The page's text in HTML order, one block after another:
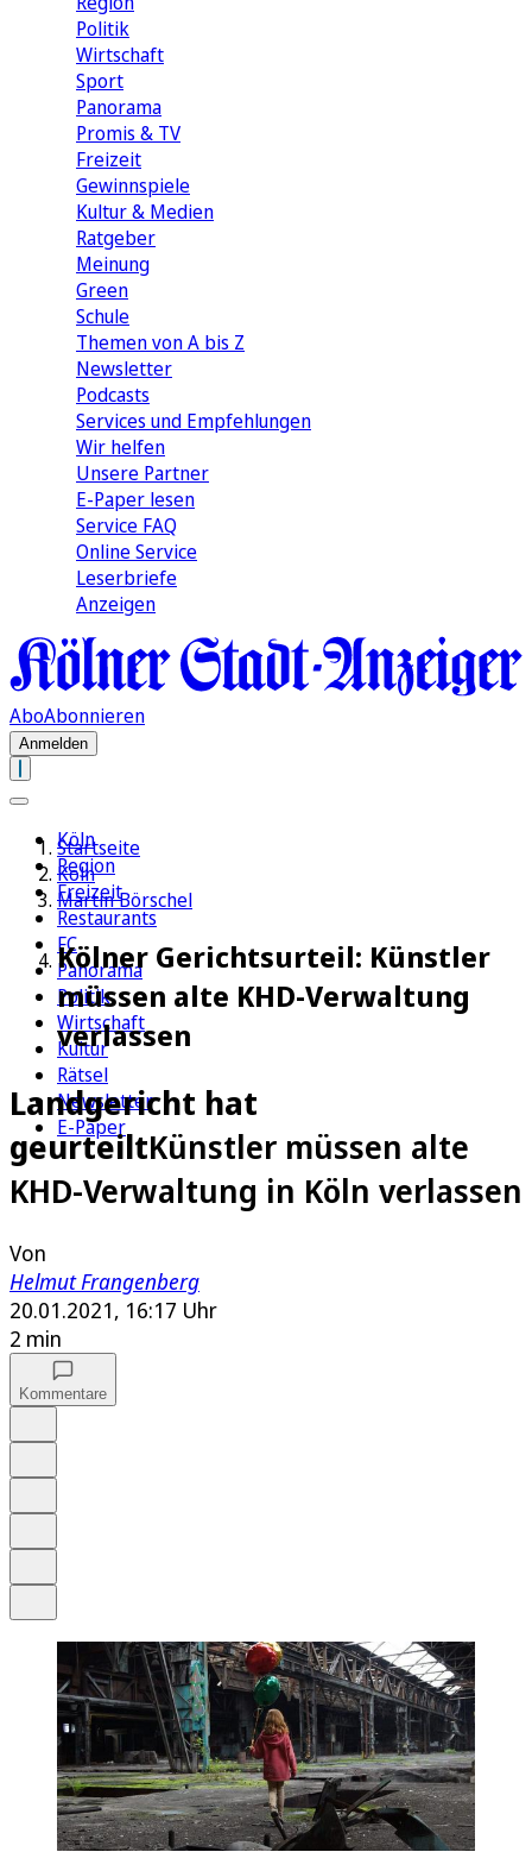
Politik
Wirtschaft
Sport
Panorama
Promis & TV
Freizeit
Gewinnspiele
Kultur & Medien
Ratgeber
Meinung
Green
Schule
Themen von A bis Z
Newsletter
Podcasts
Services und Empfehlungen
Wir helfen
Unsere Partner
E-Paper lesen
Service FAQ
Online Service
Leserbriefe
Anzeigen
AboAbonnieren
Anmelden
Köln
Region
Freizeit
Restaurants
FC
Panorama
Politik
Wirtschaft
Kultur
Rätsel
Newsletter
E-Paper
Startseite
Köln
Martin Börschel
Kölner Gerichtsurteil: Künstler
müssen alte KHD-Verwaltung
verlassen
Landgericht hat
geurteiltKünstler müssen alte
KHD-Verwaltung in Köln verlassen
Von
Helmut Frangenberg
20.01.2021, 16:17 Uhr
2 min
Kommentare